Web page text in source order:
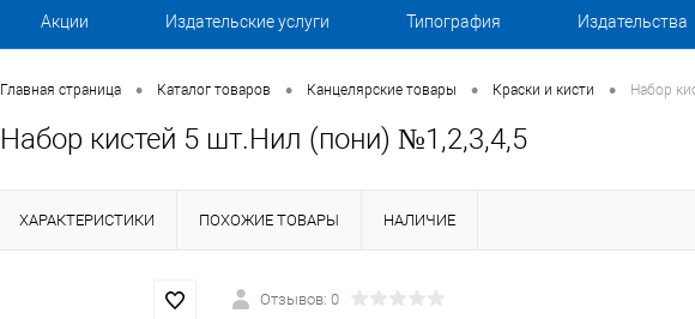
Акции Издательские услуги Типография Издательства
Главная страница • Каталог товаров • Канцелярские товары • Краски и кисти • Набор
Набор кистей 5 шт.Нил (пони) №1,2,3,4,5
ХАРАКТЕРИСТИКИ ПОХОЖИЕ ТОВАРЫ НАЛИЧИЕ
Отзывов: 0